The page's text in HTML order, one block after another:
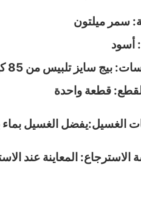
سمر ميلتون
أسود
بيج سايز تلبيس من 85 كيلو حتى 110 كيلو
قطعة واحدة
الغسيل:يفضل الغسيل بماء
الاسترجاع: المعاينة عند